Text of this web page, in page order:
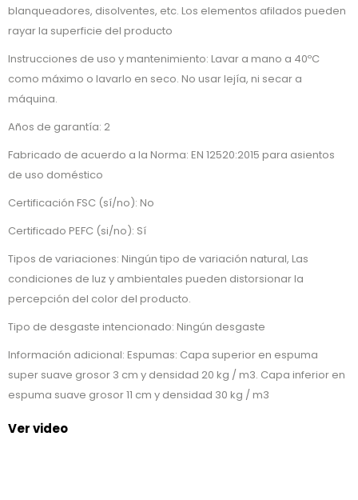
blanqueadores, disolventes, etc. Los elementos afilados pueden
rayar la superficie del producto
Instrucciones de uso y mantenimiento: Lavar a mano a 40ºC
como máximo o lavarlo en seco. No usar lejía, ni secar a
máquina.
Años de garantía: 2
Fabricado de acuerdo a la Norma: EN 12520:2015 para asientos
de uso doméstico
Certificación FSC (sí/no): No
Certificado PEFC (si/no): Sí
Tipos de variaciones: Ningún tipo de variación natural, Las
condiciones de luz y ambientales pueden distorsionar la
percepción del color del producto.
Tipo de desgaste intencionado: Ningún desgaste
Información adicional: Espumas: Capa superior en espuma
super suave grosor 3 cm y densidad 20 kg / m3. Capa inferior en
espuma suave grosor 11 cm y densidad 30 kg / m3
Ver video